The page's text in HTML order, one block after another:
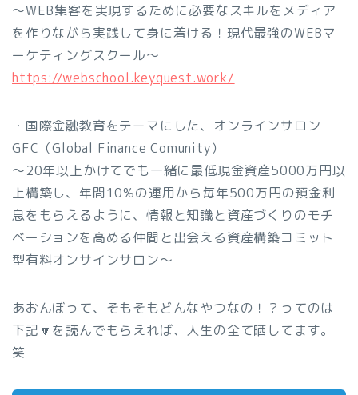
〜WEB集客を実現するために必要なスキルをメディア
を作りながら実践して身に着ける！現代最強のWEBマ
ーケティングスクール〜
https://webschool.keyquest.work/
・国際金融教育をテーマにした、オンラインサロン
GFC（Global Finance Comunity）
〜20年以上かけてでも一緒に最低現金資産5000万円以
上構築し、年間10%の運用から毎年500万円の預金利
息をもらえるように、情報と知識と資産づくりのモチ
ベーションを高める仲間と出会える資産構築コミット
型有料オンサインサロン〜
あおんぼって、そもそもどんなやつなの！？ってのは
下記🔽を読んでもらえれば、人生の全て晒してます。
笑